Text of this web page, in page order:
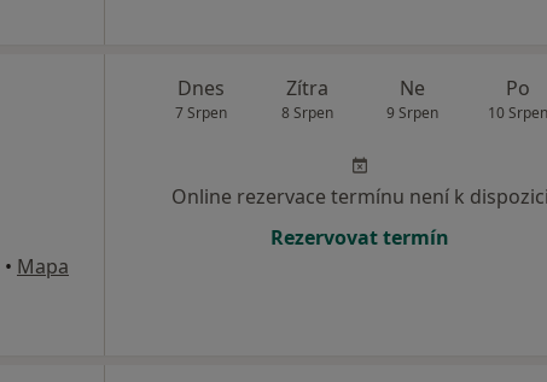
• Mapa
Dnes
7 Srpen
Zítra
8 Srpen
Ne
9 Srpen
Po
10 Srpen
Online rezervace termínu není k dispozici
Rezervovat termín